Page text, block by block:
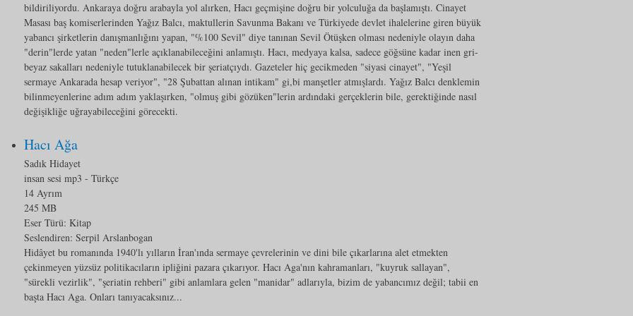
bildiriliyordu. Ankaraya doğru arabayla yol alırken, Hacı geçmişine doğru bir yolculuğa da başlamıştı. Cinayet
Masası baş komiserlerinden Yağız Balcı, maktullerin Savunma Bakanı ve Türkiyede devlet ihalelerine giren büyük
yabancı şirketlerin danışmanlığını yapan, "%100 Sevil" diye tanınan Sevil Ötüşken olması nedeniyle olayın daha
"derin"lerde yatan "neden"lerle açıklanabileceğini anlamıştı. Hacı, medyaya kalsa, sadece göğsüne kadar inen gri-
beyaz sakalları nedeniyle tutuklanabilecek bir şeriatçıydı. Gazeteler hiç gecikmeden "siyasi cinayet", "Yeşil
sermaye Ankarada hesap veriyor", "28 Şubattan alınan intikam" gi,bi manşetler atmışlardı. Yağız Balcı denklemin
bilinmeyenlerine adım adım yaklaşırken, "olmuş gibi gözüken"lerin ardındaki gerçeklerin bile, gerektiğinde nasıl
değişikliğe uğrayabileceğini görecekti.
Hacı Ağa
Sadık Hidayet
insan sesi mp3 - Türkçe
14 Ayrım
245 MB
Eser Türü: Kitap
Seslendiren: Serpil Arslanbogan
Hidâyet bu romanında 1940'lı yılların İran'ında sermaye çevrelerinin ve dini bile çıkarlarına alet etmekten
çekinmeyen yüzsüz politikacıların ipliğini pazara çıkarıyor. Hacı Aga'nın kahramanları, "kuyruk sallayan",
"sürekli vezirlik", "şeriatin rehberi" gibi anlamlara gelen "manidar" adlarıyla, bizim de yabancımız değil; tabii en
başta Hacı Aga. Onları tanıyacaksınız...